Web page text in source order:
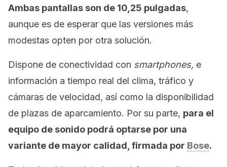
Ambas pantallas son de 10,25 pulgadas,
aunque es de esperar que las versiones más
modestas opten por otra solución.
Dispone de conectividad con smartphones, e
información a tiempo real del clima, tráfico y
cámaras de velocidad, así como la disponibilidad
de plazas de aparcamiento. Por su parte, para el
equipo de sonido podrá optarse por una
variante de mayor calidad, firmada por Bose.